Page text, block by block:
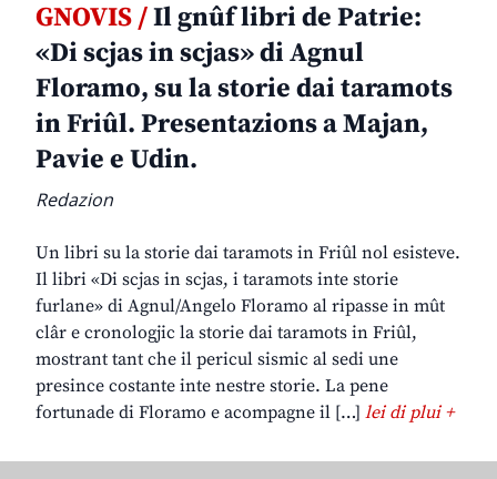
GNOVIS /Il gnûf libri de Patrie:
«Di scjas in scjas» di Agnul
Floramo, su la storie dai taramots
in Friûl. Presentazions a Majan,
Pavie e Udin.
Redazion
Un libri su la storie dai taramots in Friûl nol esisteve.
Il libri «Di scjas in scjas, i taramots inte storie
furlane» di Agnul/Angelo Floramo al ripasse in mût
clâr e cronologjic la storie dai taramots in Friûl,
mostrant tant che il pericul sismic al sedi une
presince costante inte nestre storie. La pene
fortunade di Floramo e acompagne il […] lei di plui +